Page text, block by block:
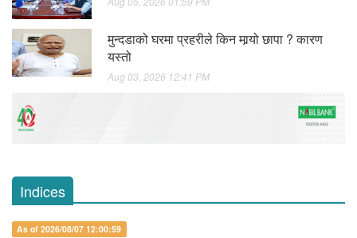
मुन्दडाको घरमा प्रहरीले किन मार्‍यो छापा ? कारण
यस्तो
Aug 03, 2026 12:41 PM
Indices
As of 2026/08/07 12:00:59